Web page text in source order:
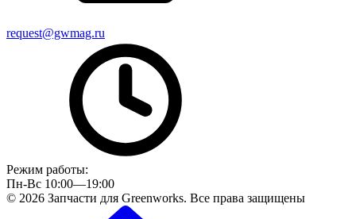
request@gwmag.ru
Режим работы:
Пн-Вс 10:00—19:00
© 2026 Запчасти для Greenworks. Все права защищены